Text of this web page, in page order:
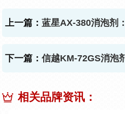
上一篇：
下一篇：
相关品牌资讯：